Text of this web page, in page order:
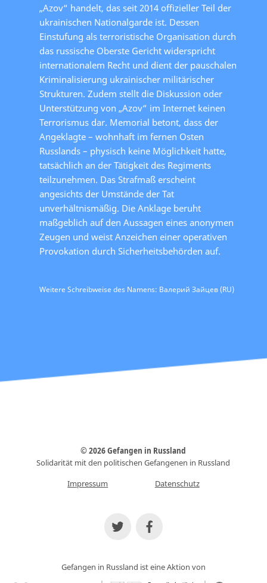
„Azov“ handelt, das seit 2014 offizieller Teil der
ukrainischen Nationalgarde ist. Dessen
Einstufung als terroristische Organisation durch
das russische Oberste Gericht widerspricht
internationalem Recht und dient der pauschalen
Kriminalisierung ukrainischer militärischer
Strukturen. Zudem stellt die Diskussion oder
Unterstützung von „Azov“ im Internet keinen
Terrorismus dar. Memorial betont, dass der
Angeklagte – wohnhaft im fernen Osten
Russlands – physisch keine Möglichkeit hatte,
tatsächlich an der Tätigkeit des Regiments
teilzunehmen. Das Strafmaß erscheint
angesichts der Umstände der Tat
unverhältnismäßig. Die Anklage beruht
maßgeblich auf den Aussagen eines anonymen
Zeugen und weist Anzeichen einer operativen
Provokation durch Sicherheitsbehörden auf.
Weitere Schreibweise des Namens: Валерий Зайцев (RU)
© 2026 Gefangen in Russland
Solidarität mit den politischen Gefangenen in Russland
Impressum
Datenschutz
Gefangen in Russland ist eine Aktion von